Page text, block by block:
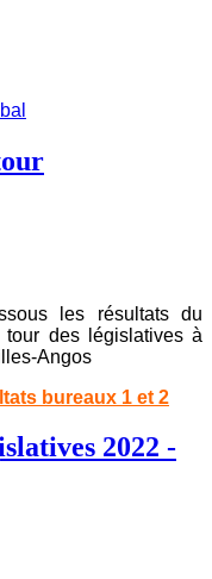
les résultats du
tour des législatives à
Angos
bureaux 1 et 2
2022 -